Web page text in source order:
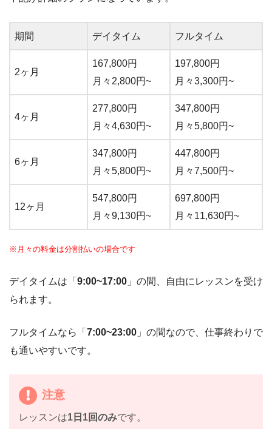
期間 デイタイム フルタイム
2ヶ月
167,800円
月々2,800円~
197,800円
月々3,300円~
4ヶ月
277,800円
月々4,630円~
347,800円
月々5,800円~
6ヶ月
347,800円
月々5,800円~
447,800円
月々7,500円~
12ヶ月
547,800円
月々9,130円~
697,800円
月々11,630円~
※月々の料金は分割払いの場合です
デイタイムは「 9:00~17:00 」の間、自由にレッスンを受け
られます。
フルタイムなら「 7:00~23:00 」の間なので、仕事終わりで
も通いやすいです。
注意
レッスンは1日1回のみです。